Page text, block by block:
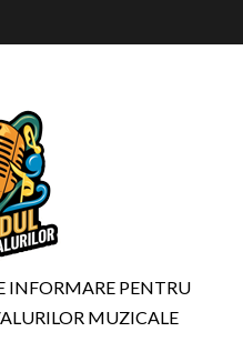
INFORMARE PENTRU
MUZICALE